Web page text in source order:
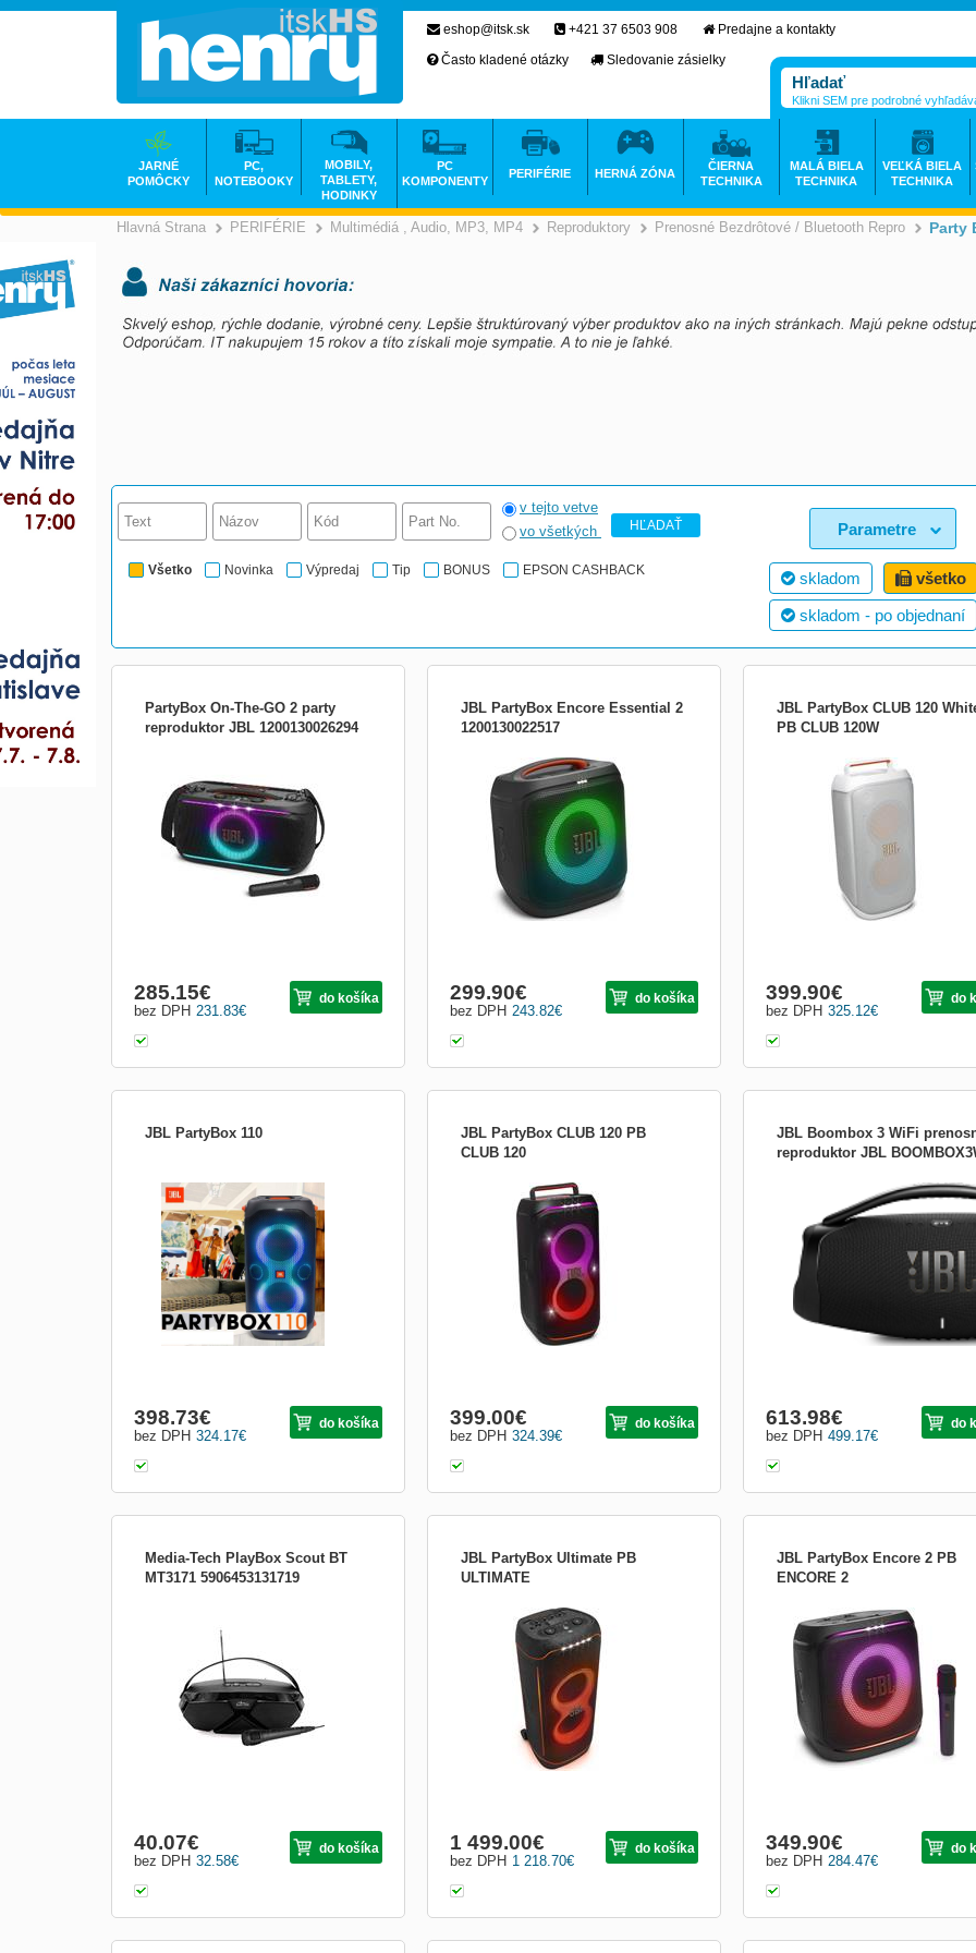
Hlavná Strana >
PERIFÉRIE >
Multimédiá , Audio, MP3, MP4 >
Reproduktory >
Prenosné Bezdrôtové / Bluetooth Repro Party
skladom
všetko
skladom - po objednaní
Parametre
v tejto vetve
vo všetkých
HĽADAŤ
Všetko Novinka Výpredaj Tip BONUS EPSON CASHBACK
PartyBox On-The-GO 2 party
reproduktor JBL 1200130026294
Frekvenčný rozsah 50HZ- 20KHZ Vhodné
na párty Kapacita 4722 Trieda krytia IPX4
Dĺžka kábla 2m Vodeodolný Výkon (RMS)
100 W Ovládanie hlasitosti Prenosny party
reproduktor s mikrofon
231.83€
bez DPH
285.15€ do košíka
JBL PartyBox Encore Essential 2
1200130022517
Prineste hviezdnu silu na ďalšiu párty.
Zapnite reproduktor JBL PartyBox Encore
Essential 2 a nechajte rozbehnúť staré
dobré časy. S týmto prenosným
reproduktorom budete chcieť hrať DJ ako
na každej akcii s plynulým zvukom JBL
Pro Sound, svetelnou show...
243.82€
bez DPH
299.90€ do košíka
JBL PartyBox CLUB 120
PB CLUB 120W
Čistá párty energia JBL PartyBox
premení akýkoľvek priestor na párty
atmosféru. Výkonný zvuk JBL Pro
dokonale vyplní priestor, zatiaľ čo
fascinujúca svetelná show so
stroboskopickými efektmi sa
zosynchronizuje s vašou obľúbenou
hudbou. O...
325.12€
bez DPH
399.90€ do
JBL PartyBox 110
Prenosný párty reproduktor s 160 W
výkonným zvukom, vstavanými svetlami a
vodotesným prevedením
324.17€
bez DPH
398.73€ do košíka
JBL PartyBox CLUB 120 PB
CLUB 120
Čistá párty energia JBL PartyBox Club 120
premení akýkoľvek priestor na párty a
atmosféru. Výkonný zvuk JBL Pro Sound
naplní vzduch, zatiaľ čo fascinujúca
svetelná show hviezdnych svetiel,
chladných svetelných stôp a
stroboskopických efektov sa synchro...
324.39€
bez DPH
399.00€ do košíka
JBL Boombox 3 WiFi
reproduktor JBL
499.17€
bez DPH
613.98€ do
Media-Tech PlayBox Scout BT
MT3171 5906453131719
FM rádio s automatickým vyhľadávaním
staníc Teleskopická anténa Podpora
pamäťových kariet micro SD USB
Frekvenčná odozva: 160 ~ 20000 Hz
Konektor pre mikrofón 6,3 mm jack
(mikrofón je súčasťou balenia) Napájanie:
32.58€
bez DPH
40.07€ do košíka
JBL PartyBox Ultimate PB
ULTIMATE
Párty bez obmedzení JBL PartyBox
Ultimate vyplní toľko priestoru, koľko máte,
vďaka vynikajúcemu originálnemu zvuku
JBL Pro Sound, podporenému pohlcujúcim
zážitkom Dolby Atmos prostredníctvom
Wi-Fi*. Pretože každý na párty miluje silný
zvuk, či už sa p...
1 218.70€
bez DPH
1 499.00€ do košíka
JBL PartyBox Encore 2 PB
ENCORE 2
Prineste hviezdnu silu na ďalšiu párty.
Zapnite reproduktor JBL PartyBox
2 a nechajte rozbehnúť staré dobré
S týmto prenosným reproduktorom
chcieť hrať DJ ako na každej akcii s
plynulým zvukom JBL Pro Sound,
svetelnou show podľa nál...
284.47€
bez DPH
349.90€ do
eshop@itsk.sk +421 37 6503 908
Predajne a kontakty
Často kladené otázky
Sledovanie zásielky
Klikni SEM pre podrobné
JARNÉ
POMÔCKY
PC,
NOTEBOOKY
MOBILY,
TABLETY,
HODINKY
PC
KOMPONENTY
PERIFÉRIE HERNÁ ZÓNA
ČIERNA
TECHNIKA
MALÁ BIELA
TECHNIKA
VEĽKÁ BIELA
TECHNIKA